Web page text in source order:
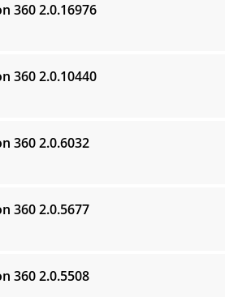
3602.0.16976
3602.0.10440
3602.0.6032
3602.0.5677
3602.0.5508